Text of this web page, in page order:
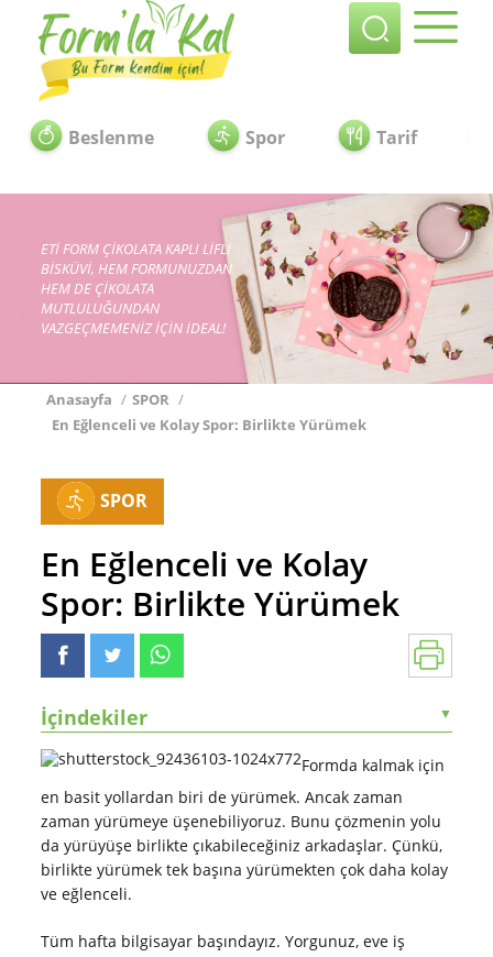
Beslenme Spor Tarif
ETİ FORM ÇİKOLATA KAPLI LİFLİ
BİSKÜVİ, HEM FORMUNUZDAN
HEM DE ÇİKOLATA
MUTLULUĞUNDAN
VAZGEÇMEMENİZ İÇİN İDEAL!
Anasayfa / SPOR /
En Eğlenceli ve Kolay Spor: Birlikte Yürümek
SPOR
En Eğlenceli ve Kolay
Spor: Birlikte Yürümek
İçindekiler ▼
Formda kalmak için
en basit yollardan biri de yürümek. Ancak zaman
zaman yürümeye üşenebiliyoruz. Bunu çözmenin yolu
da yürüyüşe birlikte çıkabileceğiniz arkadaşlar. Çünkü,
birlikte yürümek tek başına yürümekten çok daha kolay
ve eğlenceli.
Tüm hafta bilgisayar başındayız. Yorgunuz, eve iş